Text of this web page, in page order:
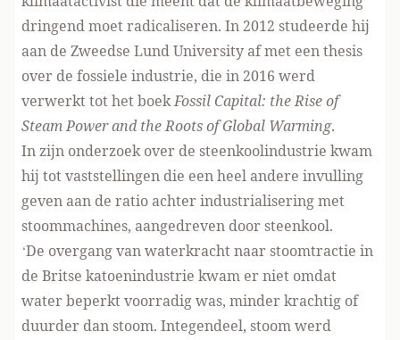
dringend moet radicaliseren. In 2012 studeerde hij
aan de Zweedse Lund University af met een thesis
over de fossiele industrie, die in 2016 werd
verwerkt tot het boekFossil Capital: the Rise of
Steam Power and the Roots of Global Warming.
In zijn onderzoek over de steenkoolindustrie kwam
hij tot vaststellingen die een heel andere invulling
geven aan de ratio achter industrialisering met
stoommachines, aangedreven door steenkool.
‘De overgang van waterkracht naar stoomtractie in
de Britse katoenindustrie kwam er niet omdat
water beperkt voorradig was, minder krachtig of
duurder dan stoom. Integendeel, stoom werd